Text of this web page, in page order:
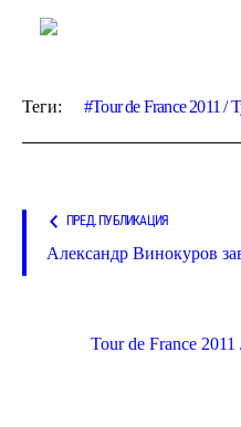
Теги: Tour de France 2011 /
ПРЕД. ПУБЛИКАЦИЯ
Александр Винокуров
Tour de France